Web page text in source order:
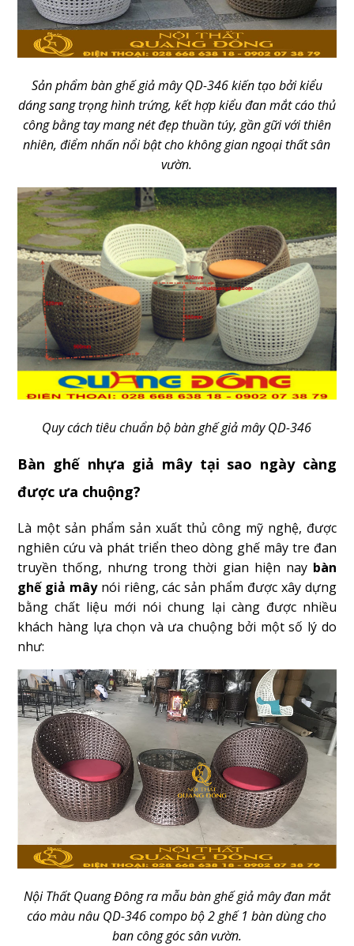
Sản phẩm bàn ghế giả mây QD-346 kiến tạo bởi kiểu
dáng sang trọng hình trứng, kết hợp kiểu đan mắt cáo thủ
công bằng tay mang nét đẹp thuần túy, gần gữi với thiên
nhiên, điểm nhấn nổi bật cho không gian ngoại thất sân
vườn.
Quy cách tiêu chuẩn bộ bàn ghế giả mây QD-346
Bàn ghế nhựa giả mây tại sao ngày càng
được ưa chuộng?
Là một sản phẩm sản xuất thủ công mỹ nghệ, được
nghiên cứu và phát triển theo dòng ghế mây tre đan
truyền thống, nhưng trong thời gian hiện nay bàn
ghế giả mâynói riêng, các sản phẩm được xây dựng
bằng chất liệu mới nói chung lại càng được nhiều
khách hàng lựa chọn và ưa chuộng bởi một số lý do
như:
Nội Thất Quang Đông ra mẫu bàn ghế giả mây đan mắt
cáo màu nâu QD-346 compo bộ 2 ghế 1 bàn dùng cho
ban công góc sân vườn.